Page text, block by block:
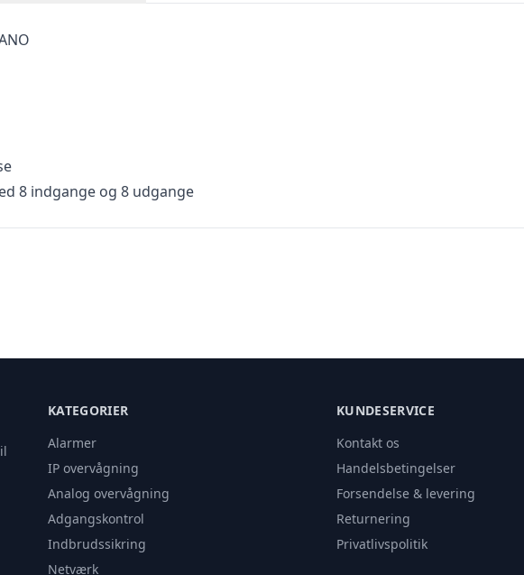
8 indgange og 8 udgange
KATEGORIER
Alarmer
IP overvågning
Analog overvågning
Adgangskontrol
Indbrudssikring
Netværk
KUNDESERVICE
Kontakt os
Handelsbetingelser
Forsendelse & levering
Returnering
Privatlivspolitik